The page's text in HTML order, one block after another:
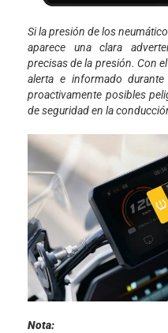
Si la presión de los
aparece una clara
precisas de la presión. Con
alerta e informado
proactivamente posibles
de seguridad en la
Nota: